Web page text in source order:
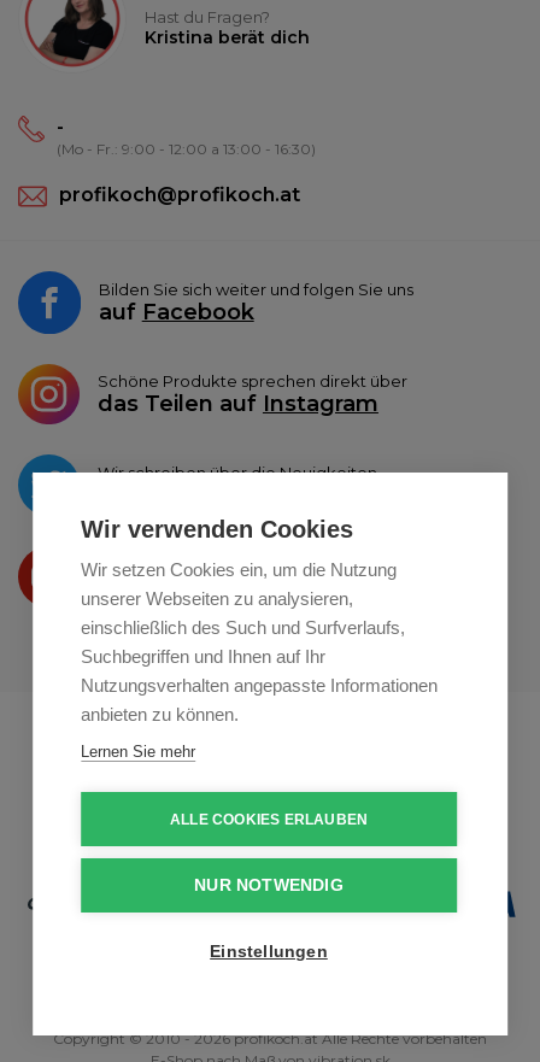
Wir verwenden Cookies
Wir setzen Cookies ein, um die Nutzung
unserer Webseiten zu analysieren,
einschließlich des Such und Surfverlaufs,
Suchbegriffen und Ihnen auf Ihr
Nutzungsverhalten angepasste Informationen
anbieten zu können.
Lernen Sie mehr
ALLE COOKIES ERLAUBEN
NUR NOTWENDIG
Einstellungen
Hast du Fragen?
Kristina berät dich
-
(Mo - Fr.: 9:00 - 12:00 a 13:00 - 16:30)
profikoch@profikoch.at
Bilden Sie sich weiter und folgen Sie uns
auf Facebook
Schöne Produkte sprechen direkt über
das Teilen auf Instagram
Wir schreiben über die Neuigkeiten
Wir präsentieren Ihre produkte
Youtube
Profikuchar.sk
Copyright © 2010 - 2026 profikoch.at Alle Rechte vorbehalten